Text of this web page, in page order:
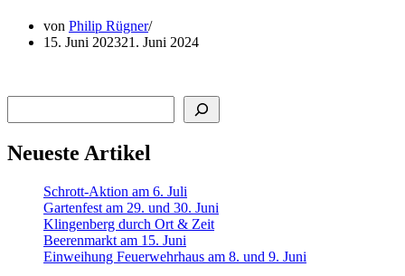
von Philip Rügner
15. Juni 202321. Juni 2024
Neueste Artikel
Schrott-Aktion am 6. Juli
Gartenfest am 29. und 30. Juni
Klingenberg durch Ort & Zeit
Beerenmarkt am 15. Juni
Einweihung Feuerwehrhaus am 8. und 9. Juni